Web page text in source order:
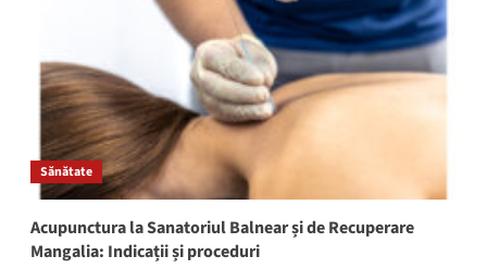
Sănătate
Acupunctura la Sanatoriul Balnear și de Recuperare
Mangalia: Indicații și proceduri